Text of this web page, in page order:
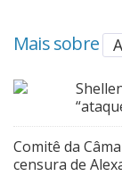
Mais sobre
Comitê da
censura de